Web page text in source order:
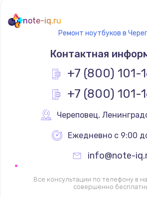
note-iq.ru
Ремонт ноутбуков в
Контактная
+7 (800) 101-
+7 (800) 101-
Череповец,
Ежедневно с 9:00
info@note-
Все консультации по телефону в
совершенно